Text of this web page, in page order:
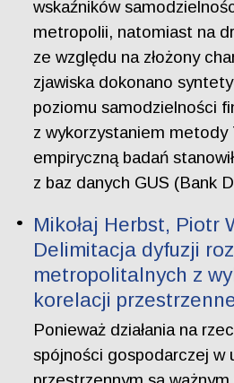
wskaźników
metropolii, natomiast na
ze względu na złożony
zjawiska dokonano
poziomu samodzielności
z wykorzystaniem
empiryczną badań
z baz danych GUS (Bank
Mikołaj Herbst, Piotr
Delimitacja dyfuzji
metropolitalnych z
korelacji
Ponieważ działania na
spójności gospodarczej w